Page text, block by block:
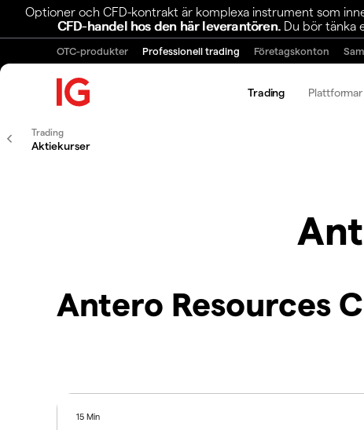
Optioner och CFD-kontrakt är komplexa instrument som
CFD-handel hos den här leverantören. Du bör tänka
OTC-produkter Professionell trading Företagskonton
Trading
Trading
Aktiekurser
Antero Resources
15 Min